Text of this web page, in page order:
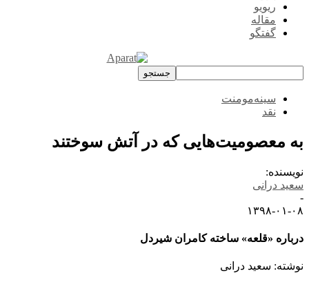
ریویو
مقاله
گفتگو
سینه‌مومنت
نقد
به معصومیت‌هایی که در آتش سوختند
نویسنده:
سعید درانی
-
۱۳۹۸-۰۱-۰۸
درباره «قلعه» ساخته کامران شیردل
نوشته: سعید درانی